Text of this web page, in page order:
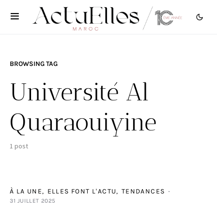
BROWSING TAG
Université Al
Quaraouiyine
1 post
À LA UNE ELLES FONT L'ACTU TENDANCES
31 JUILLET 2025